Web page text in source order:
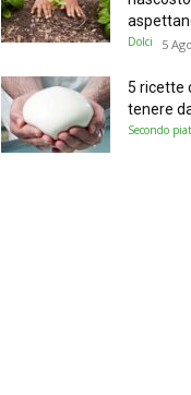
Dolci 5
5 ricette
tenere
Secondo